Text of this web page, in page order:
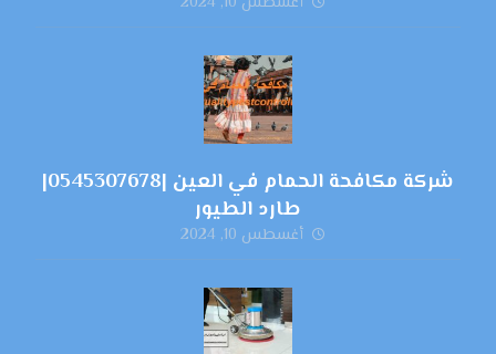
شركة مكافحة الحمام في العين |0545307678|
طارد الطيور
أغسطس 10, 2024